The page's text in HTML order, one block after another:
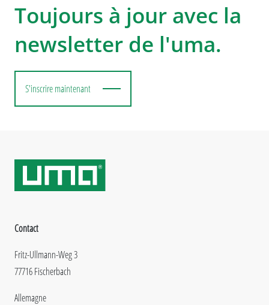
Toujours à jour avec la
newsletter de l'uma.
S'inscrire maintenant
Contact
Fritz-Ullmann-Weg 3
77716 Fischerbach
Allemagne